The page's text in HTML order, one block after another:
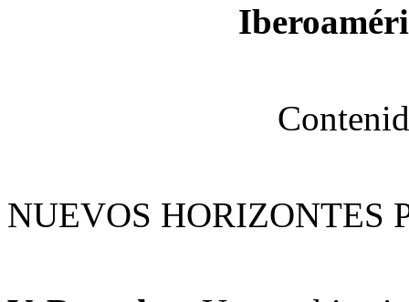
NUEVOS HORIZONTES